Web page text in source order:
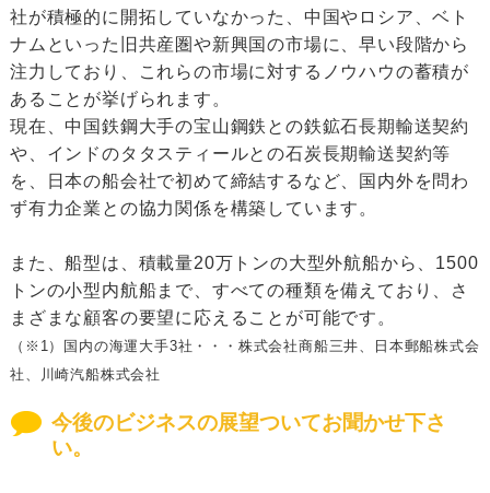
社が積極的に開拓していなかった、中国やロシア、ベト
ナムといった旧共産圏や新興国の市場に、早い段階から
注力しており、これらの市場に対するノウハウの蓄積が
あることが挙げられます。
現在、中国鉄鋼大手の宝山鋼鉄との鉄鉱石長期輸送契約
や、インドのタタスティールとの石炭長期輸送契約等
を、日本の船会社で初めて締結するなど、国内外を問わ
ず有力企業との協力関係を構築しています。
また、船型は、積載量20万トンの大型外航船から、1500
トンの小型内航船まで、すべての種類を備えており、さ
まざまな顧客の要望に応えることが可能です。
（※1）国内の海運大手3社・・・株式会社商船三井、日本郵船株式会
社、川崎汽船株式会社
今後のビジネスの展望ついてお聞かせ下さ
い。